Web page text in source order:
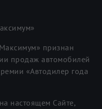
признан
продаж автомобилей
«Автодилер года
настоящем Сайте,